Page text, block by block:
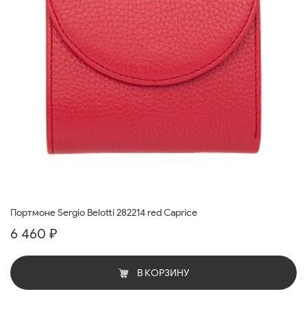
Портмоне Sergio Belotti 282214 red Caprice
6 460 ₽
В КОРЗИНУ